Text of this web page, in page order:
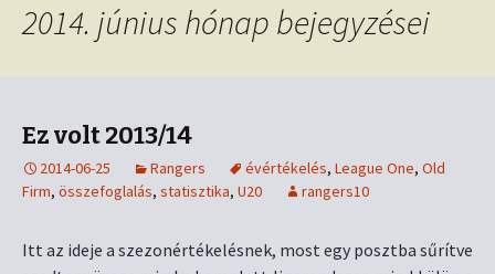
2014. június hónap bejegyzései
Ez volt 2013/14
2014-06-25 Rangers évértékelés, League One, Old
Firm, összefoglalás, statisztika, U20 rangers10
Itt az ideje a szezonértékelésnek, most egy posztba sűrítve